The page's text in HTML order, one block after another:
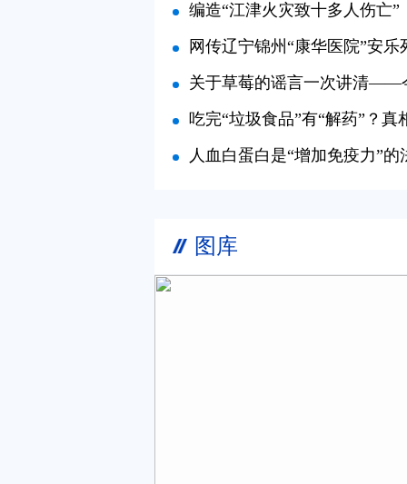
编造“江津火灾致十多人伤亡”，
网传辽宁锦州“康华医院”安乐死胶囊30
关于草莓的谣言一次讲清——今日辟谣
吃完“垃圾食品”有“解药”？真
人血白蛋白是“增加免疫力”的法宝
图库